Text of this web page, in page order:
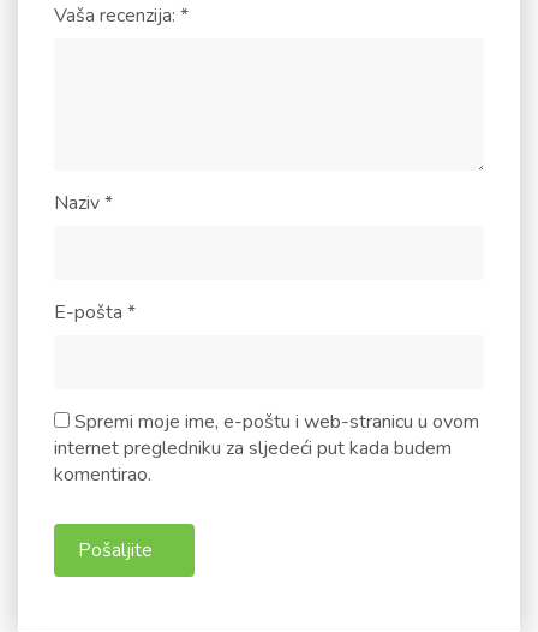
Vaša recenzija: *
Naziv*
E-pošta *
Spremi moje ime, e-poštu i web-stranicu u ovom
internet pregledniku za sljedeći put kada budem
komentirao.